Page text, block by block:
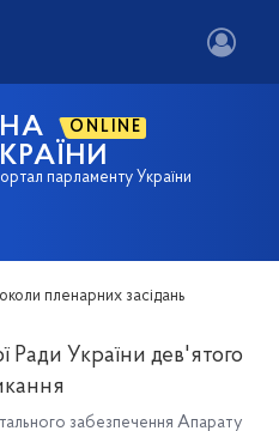
ONLINE
парламенту України
пленарних засідань
Ради України дев'ятого
забезпечення Апарату